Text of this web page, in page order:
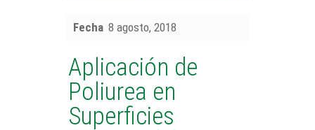
Fecha 8 agosto, 2018
Aplicación de
Poliurea en
Superficies